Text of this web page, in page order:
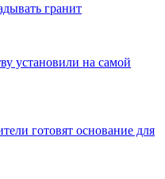
гранит
установили на самой
готовят основание для